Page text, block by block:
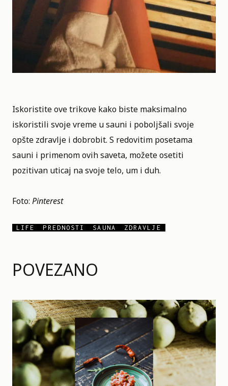
POVEZANO
Iskoristite ove trikove kako biste maksimalno
iskoristili svoje vreme u sauni i poboljšali svoje
opšte zdravlje i dobrobit. S redovitim posetama
sauni i primenom ovih saveta, možete osetiti
pozitivan uticaj na svoje telo, um i duh.
Foto: Pinterest
LIFE PREDNOSTI SAUNA ZDRAVLJE